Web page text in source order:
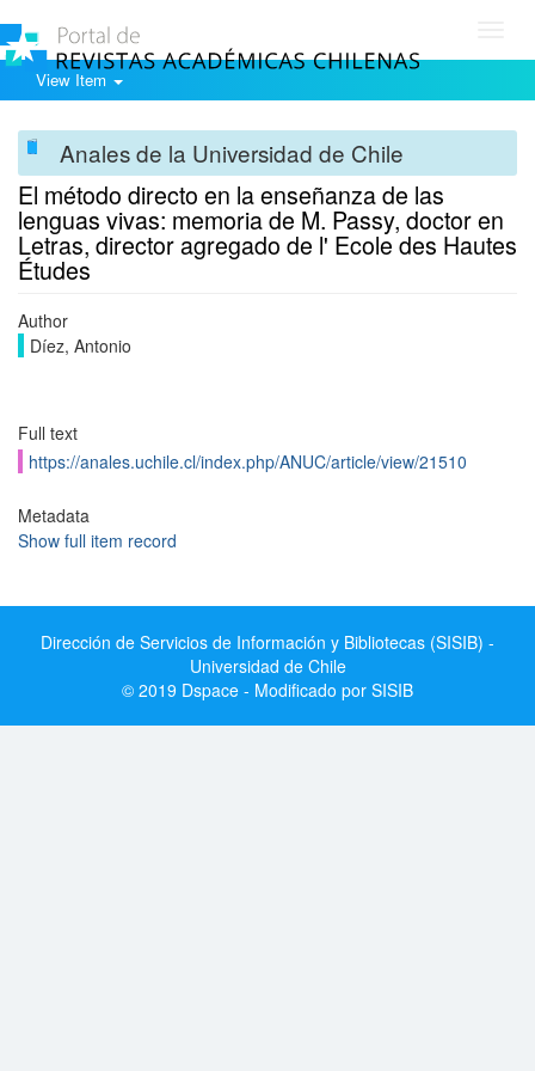
View Item
Anales de la Universidad de Chile
El método directo en la enseñanza de las
lenguas vivas: memoria de M. Passy, doctor en
Letras, director agregado de l' Ecole des Hautes
Études
Author
Díez, Antonio
Full text
https://anales.uchile.cl/index.php/ANUC/article/view/21510
Metadata
Show full item record
Dirección de Servicios de Información y Bibliotecas (SISIB) -
Universidad de Chile
© 2019 Dspace - Modificado por SISIB